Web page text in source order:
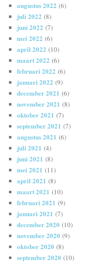
augustus 2022 (6)
juli 2022 (8)
juni 2022 (7)
mei 2022 (6)
april 2022 (10)
maart 2022 (6)
februari 2022 (6)
januari 2022 (9)
december 2021 (6)
november 2021 (8)
oktober 2021 (7)
september 2021 (7)
augustus 2021 (6)
juli 2021 (4)
juni 2021 (8)
mei 2021 (11)
april 2021 (8)
maart 2021 (10)
februari 2021 (9)
januari 2021 (7)
december 2020 (10)
november 2020 (9)
oktober 2020 (8)
september 2020 (10)